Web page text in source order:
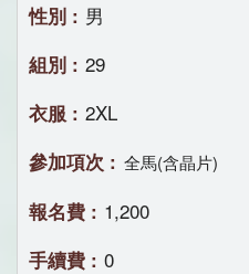
男
29
2XL
全馬(含晶片)
1,200
0